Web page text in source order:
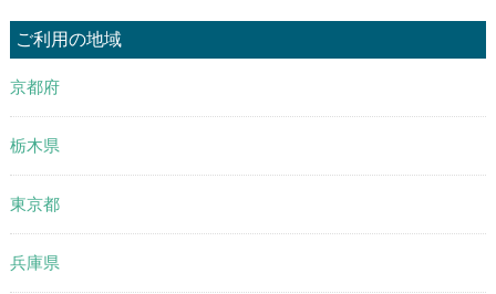
ご利用の地域
京都府
栃木県
東京都
兵庫県